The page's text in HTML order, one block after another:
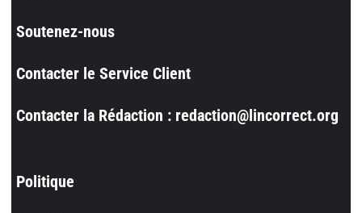
Soutenez-nous
Contacter le Service Client
Contacter la Rédaction : redaction@lincorrect.org
Politique